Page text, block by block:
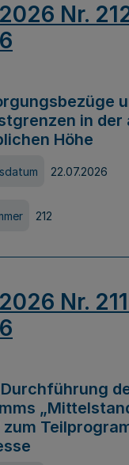
Nr.
in der
Höhe
22.07.2026
212
Nr.
zum